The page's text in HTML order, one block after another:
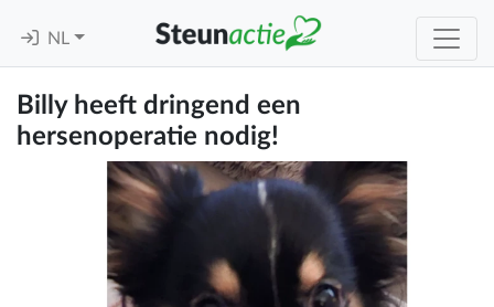
NL
Billy heeft dringend een
hersenoperatie nodig!